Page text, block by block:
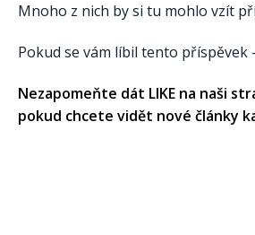
Mnoho z nich by si tu mohlo vzít
Pokud se vám líbil tento příspěvek
Nezapomeňte dát LIKE na naši
pokud chcete vidět nové články